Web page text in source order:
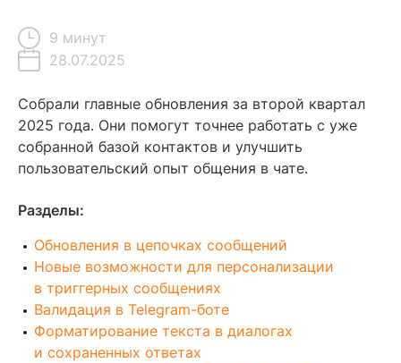
9 минут
28.07.2025
Содержание
В цепочках сообщений и триггерных рассылках
Новые возможности для персонализации в триггерных
Валидация контактов в Telegram-боте
Форматирование текста в диалоге и в сохраненных
ответах
Прикрепление сразу нескольких файлов к сообщению
Читайте также
Собрали главные обновления за второй квартал
2025 года. Они помогут точнее работать с уже
собранной базой контактов и улучшить
пользовательский опыт общения в чате.
Разделы:
Обновления в цепочках сообщений
Новые возможности для персонализации
в триггерных сообщениях
Валидация в Telegram-боте
Форматирование текста в диалогах
и сохраненных ответах